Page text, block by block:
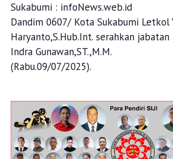
Sukabumi : infoNews.web.id
Dandim 0607/ Kota Sukabumi Letkol
Haryanto,S.Hub.Int. serahkan
Indra Gunawan,ST.,M.M.
(Rabu.09/07/2025).